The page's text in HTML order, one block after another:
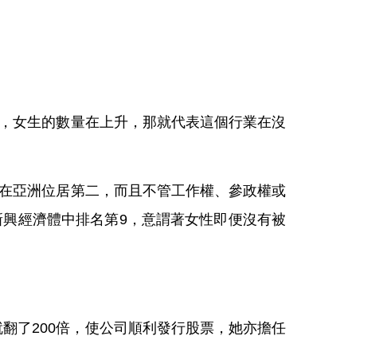
女生的數量在上升，那就代表這個行業在沒
亞洲位居第二，而且不管工作權、參政權或
經濟體中排名第9，意謂著女性即便沒有被
了200倍，使公司順利發行股票，她亦擔任